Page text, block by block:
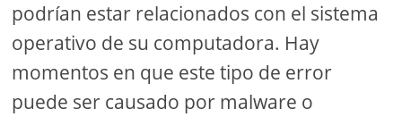
podrían estar relacionados con el sistema
operativo de su computadora. Hay
momentos en que este tipo de error
puede ser causado por malware o